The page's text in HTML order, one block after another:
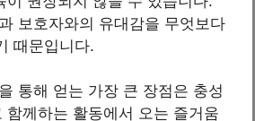
보호자와의 유대감을 무엇보다
때문입니다.
통해 얻는 가장 큰 장점은 충성
함께하는 활동에서 오는 즐거움